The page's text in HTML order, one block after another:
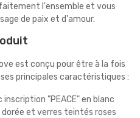
l'ensemble et vous
de paix et d'amour.
est conçu pour être à la fois
ses principales caractéristiques :
"PEACE" en blanc
et verres teintés roses